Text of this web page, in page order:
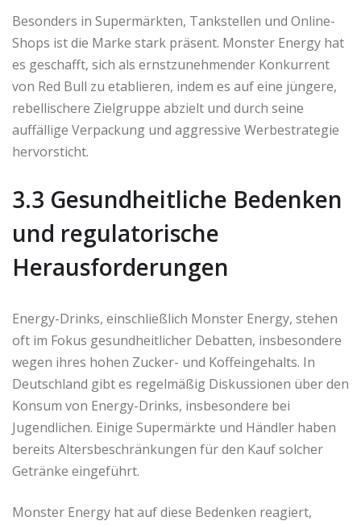
Besonders in Supermärkten, Tankstellen und Online-
Shops ist die Marke stark präsent. Monster Energy hat
es geschafft, sich als ernstzunehmender Konkurrent
von Red Bull zu etablieren, indem es auf eine jüngere,
rebellischere Zielgruppe abzielt und durch seine
auffällige Verpackung und aggressive Werbestrategie
hervorsticht.
3.3 Gesundheitliche Bedenken
und regulatorische
Herausforderungen
Energy-Drinks, einschließlich Monster Energy, stehen
oft im Fokus gesundheitlicher Debatten, insbesondere
wegen ihres hohen Zucker- und Koffeingehalts. In
Deutschland gibt es regelmäßig Diskussionen über den
Konsum von Energy-Drinks, insbesondere bei
Jugendlichen. Einige Supermärkte und Händler haben
bereits Altersbeschränkungen für den Kauf solcher
Getränke eingeführt.
Monster Energy hat auf diese Bedenken reagiert,